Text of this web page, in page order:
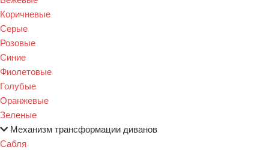
Коричневые
Серые
Розовые
Синие
Фиолетовые
Голубые
Оранжевые
Зеленые
Механизм трансформации диванов
Сабля